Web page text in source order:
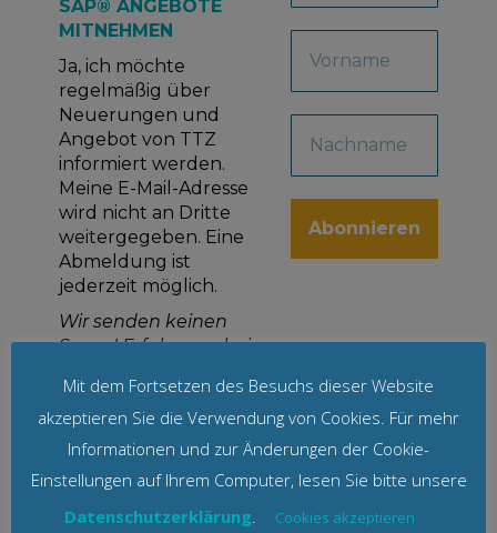
SAP® ANGEBOTE
MITNEHMEN
Ja, ich möchte
regelmäßig über
Neuerungen und
Angebot von TTZ
informiert werden.
Meine E-Mail-Adresse
wird nicht an Dritte
weitergegeben. Eine
Abmeldung ist
jederzeit möglich.
Wir senden keinen
Spam! Erfahre mehr in
Datenschutzerklärung
Mit dem Fortsetzen des Besuchs dieser Website
akzeptieren Sie die Verwendung von Cookies. Für mehr
Informationen und zur Änderungen der Cookie-
Einstellungen auf Ihrem Computer, lesen Sie bitte unsere
Datenschutzerklärung. Cookies akzeptieren